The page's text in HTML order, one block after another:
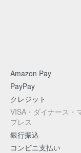
Amazon Pay
PayPay
クレジット
VISA・ダイナース・
プレス
銀行振込
コンビニ支払い